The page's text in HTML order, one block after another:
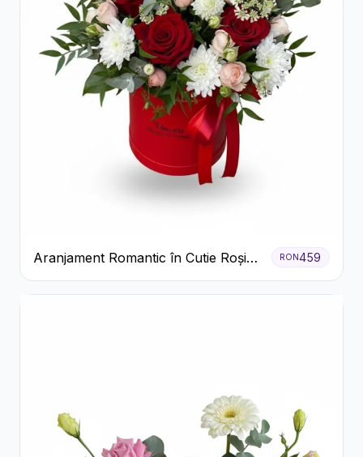
Aranjament Romantic în Cutie Roșie
cu Trandafiri și Crizanteme
RON459